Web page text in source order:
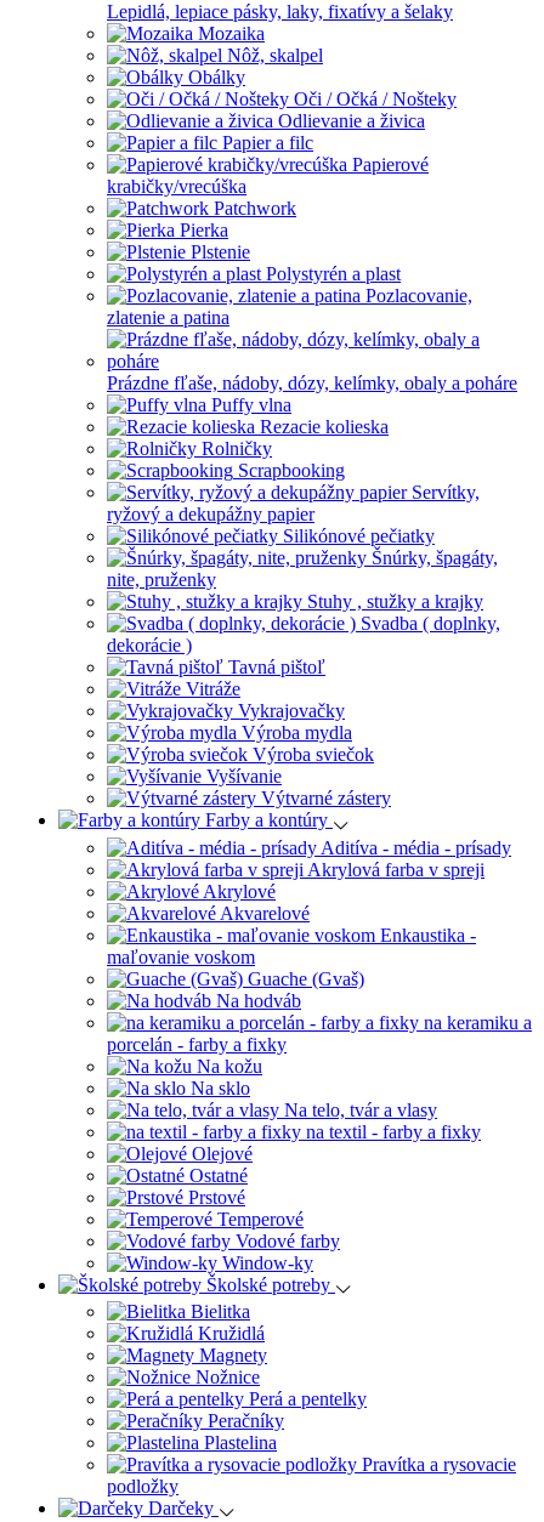
Lepidlá, lepiace pásky, laky, fixatívy a šelaky
Mozaika
Nôž, skalpel
Obálky
Oči / Očká / Nošteky
Odlievanie a živica
Papier a filc
Papierové
krabičky/vrecúška
Patchwork
Pierka
Plstenie
Polystyrén a plast
Pozlacovanie,
zlatenie a patina
Prázdne fľaše, nádoby, dózy, kelímky, obaly a poháre
Puffy vlna
Rezacie kolieska
Rolničky
Scrapbooking
Servítky,
ryžový a dekupážny papier
Silikónové pečiatky
Šnúrky, špagáty,
nite, pruženky
Stuhy , stužky a krajky
Svadba ( doplnky,
dekorácie )
Tavná pištoľ
Vitráže
Vykrajovačky
Výroba mydla
Výroba sviečok
Vyšívanie
Výtvarné zástery
Farby a kontúry
Aditíva - média - prísady
Akrylová farba v spreji
Akrylové
Akvarelové
Enkaustika -
maľovanie voskom
Guache (Gvaš)
Na hodváb
na keramiku a
porcelán - farby a fixky
Na kožu
Na sklo
Na telo, tvár a vlasy
na textil - farby a fixky
Olejové
Ostatné
Prstové
Temperové
Vodové farby
Window-ky
Školské potreby
Bielitka
Kružidlá
Magnety
Nožnice
Perá a pentelky
Peračníky
Plastelina
Pravítka a rysovacie
podložky
Darčeky